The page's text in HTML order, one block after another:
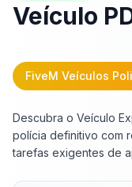
Veículo
FiveM Veículos
Descubra o Veículo
polícia definitivo com
tarefas exigentes de